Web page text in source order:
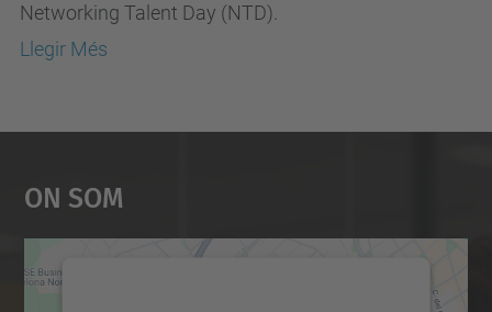
Networking Talent Day (NTD).
Llegir Més
On Som